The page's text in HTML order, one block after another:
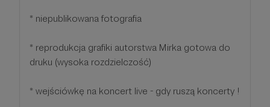
* niepublikowana fotografia
* reprodukcja grafiki autorstwa Mirka gotowa do
druku (wysoka rozdzielczość)
* wejściówkę na koncert live - gdy ruszą koncerty !